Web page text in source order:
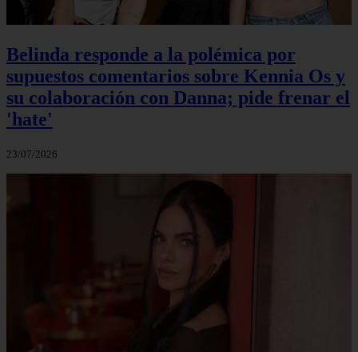
Belinda responde a la polémica por
supuestos comentarios sobre Kennia Os y
su colaboración con Danna; pide frenar el
'hate'
23/07/2026